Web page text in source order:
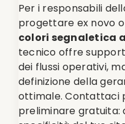
Per i responsabili
progettare ex novo
colori segnaletica
tecnico offre
dei flussi operativi,
definizione della
ottimale. Contattaci
preliminare gratuita: